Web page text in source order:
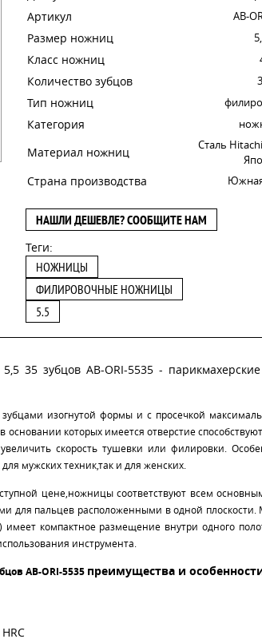
Артикул AB-
Размер ножниц
Класс ножниц
Количество зубцов
Тип ножниц
Категория
Материал ножниц
Сталь
Страна производства
НАШЛИ ДЕШЕВЛЕ? СООБЩИТЕ НАМ
Теги:
НОЖНИЦЫ
ФИЛИРОВОЧНЫЕ НОЖНИЦЫ
5.5
35 зубцов AB-ORI-5535 -
изогнутой формы и с просечкой
которых имеется отверстие
скорость тушевки или филировки.
мужских техник,так и для женских.
цене,ножницы соответствуют всем
для пальцев расположенными в одной плоскости.
компактное размещение внутри одного
инструмента.
AB-ORI-5535 преимущества и